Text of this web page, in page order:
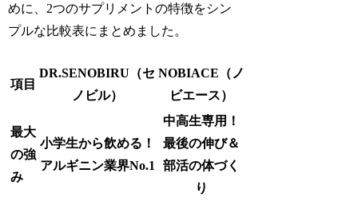
めに、2つのサプリメントの特徴をシン
プルな比較表にまとめました。
項目
DR.SENOBIRU（セ
ノビル）
NOBIACE（ノ
ビエース）
最大
の強
み
小学生から飲める！
アルギニン業界No.1
中高生専用！
最後の伸び＆
部活の体づく
り